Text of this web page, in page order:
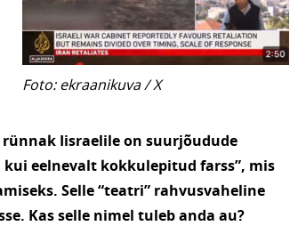
Foto: ekraanikuva / X
Iisraelile on suurjõudude
eelnevalt kokkulepitud farss”, mis
Selle “teatri” rahvusvaheline
Kas selle nimel tuleb anda au?